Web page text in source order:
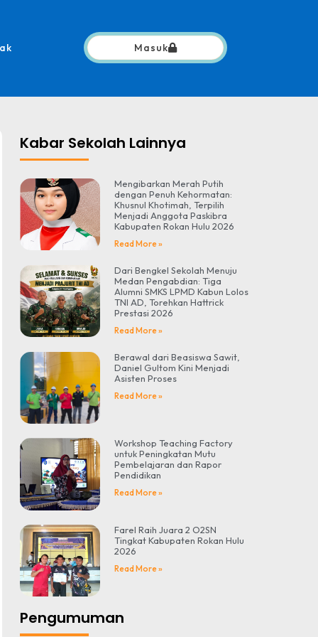
Masuk
Kabar Sekolah Lainnya
Mengibarkan Merah Putih
dengan Penuh Kehormatan:
Khusnul Khotimah, Terpilih
Menjadi Anggota Paskibra
Kabupaten Rokan Hulu 2026
Read More »
Dari Bengkel Sekolah Menuju
Medan Pengabdian: Tiga
Alumni SMKS LPMD Kabun Lolos
TNI AD, Torehkan Hattrick
Prestasi 2026
Read More »
Berawal dari Beasiswa Sawit,
Daniel Gultom Kini Menjadi
Asisten Proses
Read More »
Workshop Teaching Factory
untuk Peningkatan Mutu
Pembelajaran dan Rapor
Pendidikan
Read More »
Farel Raih Juara 2 O2SN
Tingkat Kabupaten Rokan Hulu
2026
Read More »
Pengumuman